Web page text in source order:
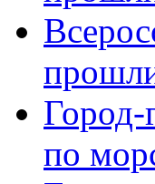
Город-
по